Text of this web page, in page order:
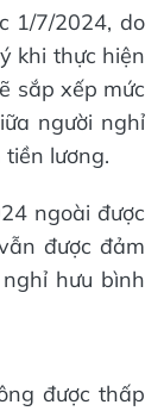
1/7/2024, do
khi thực hiện
sắp xếp mức
người nghỉ
lương.
ngoài được
được đảm
hưu bình
được thấp